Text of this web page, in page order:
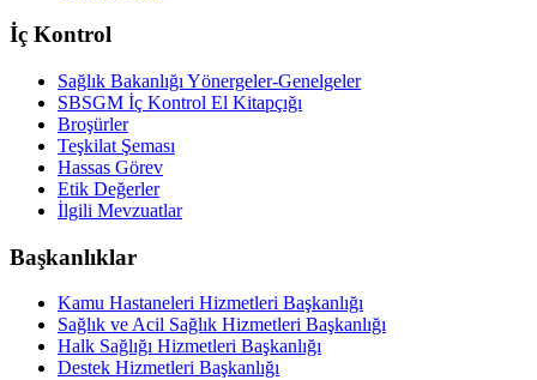
İç Kontrol
Sağlık Bakanlığı Yönergeler-Genelgeler
SBSGM İç Kontrol El Kitapçığı
Broşürler
Teşkilat Şeması
Hassas Görev
Etik Değerler
İlgili Mevzuatlar
Başkanlıklar
Kamu Hastaneleri Hizmetleri Başkanlığı
Sağlık ve Acil Sağlık Hizmetleri Başkanlığı
Halk Sağlığı Hizmetleri Başkanlığı
Destek Hizmetleri Başkanlığı